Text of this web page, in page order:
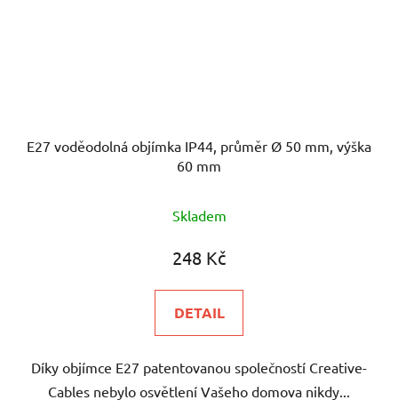
E27 voděodolná objímka IP44, průměr Ø 50 mm, výška
60 mm
Skladem
248 Kč
DETAIL
Díky objímce E27 patentovanou společností Creative-
Cables nebylo osvětlení Vašeho domova nikdy...